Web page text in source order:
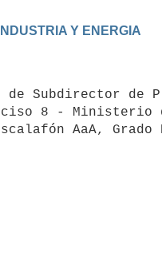
Y ENERGIA
de Subdirector de
8 - Ministerio